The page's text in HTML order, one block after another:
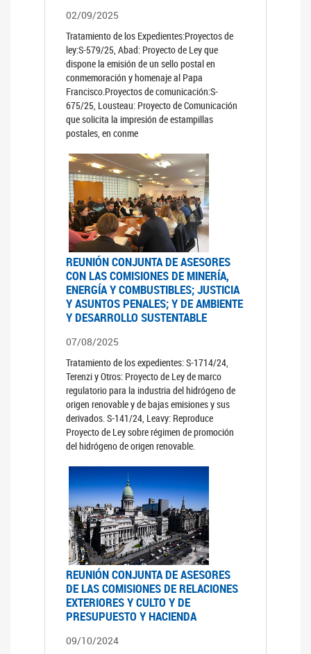
02/09/2025
Tratamiento de los Expedientes:Proyectos de
ley:S-579/25, Abad: Proyecto de Ley que
dispone la emisión de un sello postal en
conmemoración y homenaje al Papa
Francisco.Proyectos de comunicación:S-
675/25, Lousteau: Proyecto de Comunicación
que solicita la impresión de estampillas
postales, en conme
REUNIÓN CONJUNTA DE ASESORES
CON LAS COMISIONES DE MINERÍA,
ENERGÍA Y COMBUSTIBLES; JUSTICIA
Y ASUNTOS PENALES; Y DE AMBIENTE
Y DESARROLLO SUSTENTABLE
07/08/2025
Tratamiento de los expedientes: S-1714/24,
Terenzi y Otros: Proyecto de Ley de marco
regulatorio para la industria del hidrógeno de
origen renovable y de bajas emisiones y sus
derivados. S-141/24, Leavy: Reproduce
Proyecto de Ley sobre régimen de promoción
del hidrógeno de origen renovable.
REUNIÓN CONJUNTA DE ASESORES
DE LAS COMISIONES DE RELACIONES
EXTERIORES Y CULTO Y DE
PRESUPUESTO Y HACIENDA
09/10/2024